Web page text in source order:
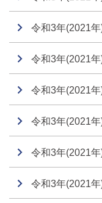
令和3年(2021
令和3年(2021
令和3年(2021
令和3年(2021
令和3年(2021
令和3年(2021